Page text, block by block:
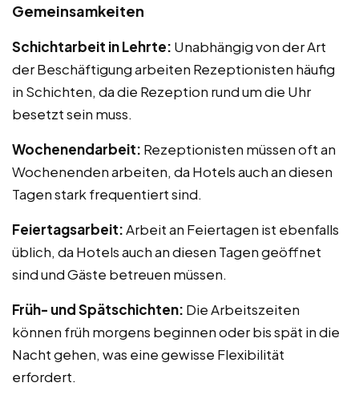
Gemeinsamkeiten
Schichtarbeit in Lehrte: Unabhängig von der Art
der Beschäftigung arbeiten Rezeptionisten häufig
in Schichten, da die Rezeption rund um die Uhr
besetzt sein muss.
Wochenendarbeit: Rezeptionisten müssen oft an
Wochenenden arbeiten, da Hotels auch an diesen
Tagen stark frequentiert sind.
Feiertagsarbeit:Arbeit an Feiertagen ist ebenfalls
üblich, da Hotels auch an diesen Tagen geöffnet
sind und Gäste betreuen müssen.
Früh- und Spätschichten: Die Arbeitszeiten
können früh morgens beginnen oder bis spät in die
Nacht gehen, was eine gewisse Flexibilität
erfordert.